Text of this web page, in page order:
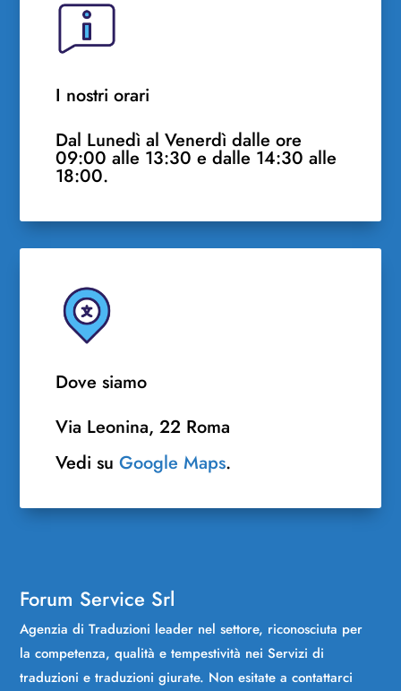
I nostri orari
Dal Lunedì al Venerdì dalle ore
09:00 alle 13:30 e dalle 14:30 alle
18:00.
Dove siamo
Via Leonina, 22 Roma
Vedi suGoogle Maps.
Forum Service Srl
Agenzia di Traduzioni leader nel settore, riconosciuta per
la competenza, qualità e tempestività nei Servizi di
traduzioni e traduzioni giurate. Non esitate a contattarci